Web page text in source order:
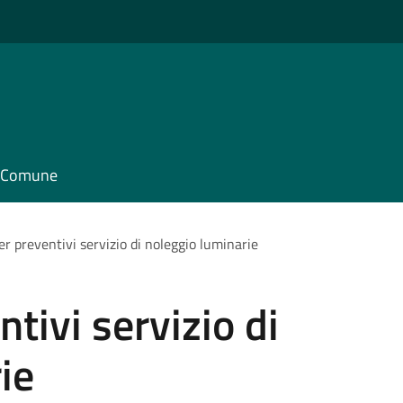
preventivi servizio di noleggio luminarie
servizio di